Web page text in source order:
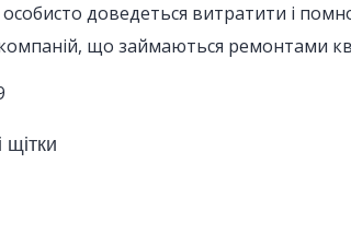
доведеться витратити і
що займаються ремонтами
щітки